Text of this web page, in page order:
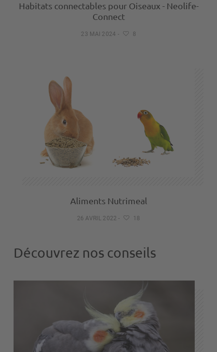
Habitats connectables pour Oiseaux - Neolife-
Connect
23 MAI 2024 - 8
Aliments Nutrimeal
26 AVRIL 2022 - 18
Découvrez nos conseils